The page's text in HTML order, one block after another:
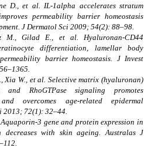
D., et al. IL-1alpha accelerates stratum
permeability barrier homeostasis
J Dermatol Sci 2009; 54(2): 88–98.
M., Gilad E., et al. Hyaluronan-CD44
differentiation, lamellar body
barrier homeostasis. J Invest
Xia W., et al. Selective matrix (hyaluronan)
RhoGTPase signaling promotes
overcomes age-related epidermal
2013; 72(1): 32–44.
3 gene and protein expression in
decreases with skin ageing. Australas J